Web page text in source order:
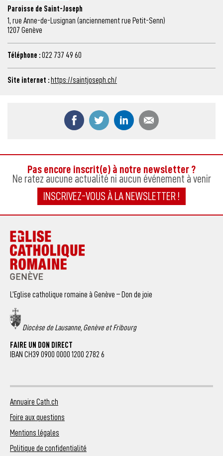
Paroisse de Saint-Joseph
1, rue Anne-de-Lusignan (anciennement rue Petit-Senn)
1207 Genève
Téléphone :022 737 49 60
Site internet : https://saintjoseph.ch/
Partager ce contenu sur Facebook
Partager ce contenu sur Twitter
Partager ce contenu
Pas encore inscrit(e) à notre newsletter ?
Ne ratez aucune actualité ni aucun événement à venir
INSCRIVEZ-VOUS À LA NEWSLETTER !
L’Eglise catholique romaine à Genève – Don de joie
Diocèse de Lausanne, Genève et Fribourg
FAIRE UN DON DIRECT
IBAN CH39 0900 0000 1200 2782 6
Annuaire Cath.ch
Foire aux questions
Mentions légales
Politique de confidentialité